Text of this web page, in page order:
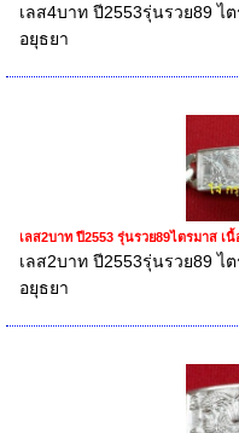
เลส4บาท ปี2553รุ่นรวย89 ไ
อยุธยา
เลส2บาท ปี2553 รุ่นรวย89ไตรมาส เ
เลส2บาท ปี2553รุ่นรวย89 ไ
อยุธยา